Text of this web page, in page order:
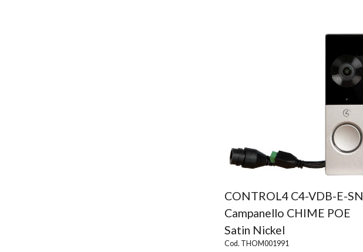
CONTROL4 C4-VDB-E-SN
Campanello CHIME POE
Satin Nickel
Cod. THOM001991